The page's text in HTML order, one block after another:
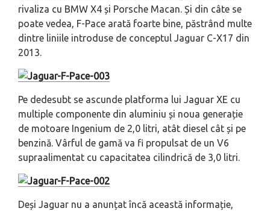
rivaliza cu BMW X4 și Porsche Macan. Și din câte se
poate vedea, F-Pace arată foarte bine, păstrând multe
dintre liniile introduse de conceptul Jaguar C-X17 din
2013.
Pe dedesubt se ascunde platforma lui Jaguar XE cu
multiple componente din aluminiu și noua generație
de motoare Ingenium de 2,0 litri, atât diesel cât și pe
benzină. Vârful de gamă va fi propulsat de un V6
supraalimentat cu capacitatea cilindrică de 3,0 litri.
Deși Jaguar nu a anunțat încă această informație,